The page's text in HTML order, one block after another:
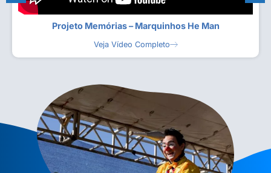
Projeto Memórias – Marquinhos He Man
Veja Vídeo Completo